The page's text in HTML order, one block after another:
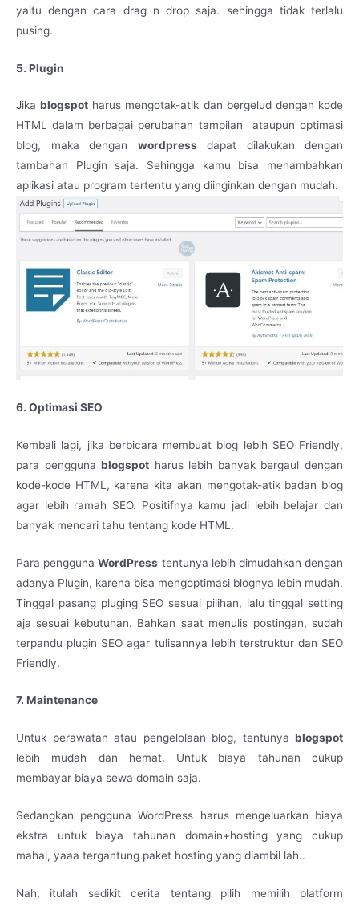
yaitu dengan cara drag n drop saja. sehingga tidak terlalu
pusing.
5. Plugin
Jikablogspot harus mengotak-atik dan bergelud dengan kode
HTML dalam berbagai perubahan tampilan ataupun optimasi
blog, maka dengan wordpressdapat dilakukan dengan
tambahan Plugin saja. Sehingga kamu bisa menambahkan
aplikasi atau program tertentu yang diinginkan dengan mudah.
6. Optimasi SEO
Kembali lagi, jika berbicara membuat blog lebih SEO Friendly,
para penggunablogspot harus lebih banyak bergaul dengan
kode-kode HTML, karena kita akan mengotak-atik badan blog
agar lebih ramah SEO. Positifnya kamu jadi lebih belajar dan
banyak mencari tahu tentang kode HTML.
Para penggunaWordPress tentunya lebih dimudahkan dengan
adanya Plugin, karena bisa mengoptimasi blognya lebih mudah.
Tinggal pasang pluging SEO sesuai pilihan, lalu tinggal setting
aja sesuai kebutuhan. Bahkan saat menulis postingan, sudah
terpandu plugin SEO agar tulisannya lebih terstruktur dan SEO
Friendly.
7. Maintenance
Untuk perawatan atau pengelolaan blog, tentunya blogspot
lebih mudah dan hemat. Untuk biaya tahunan cukup
membayar biaya sewa domain saja.
Sedangkan pengguna WordPress harus mengeluarkan biaya
ekstra untuk biaya tahunan domain+hosting yang cukup
mahal, yaaa tergantung paket hosting yang diambil lah..
Nah, itulah sedikit cerita tentang pilih memilih platform